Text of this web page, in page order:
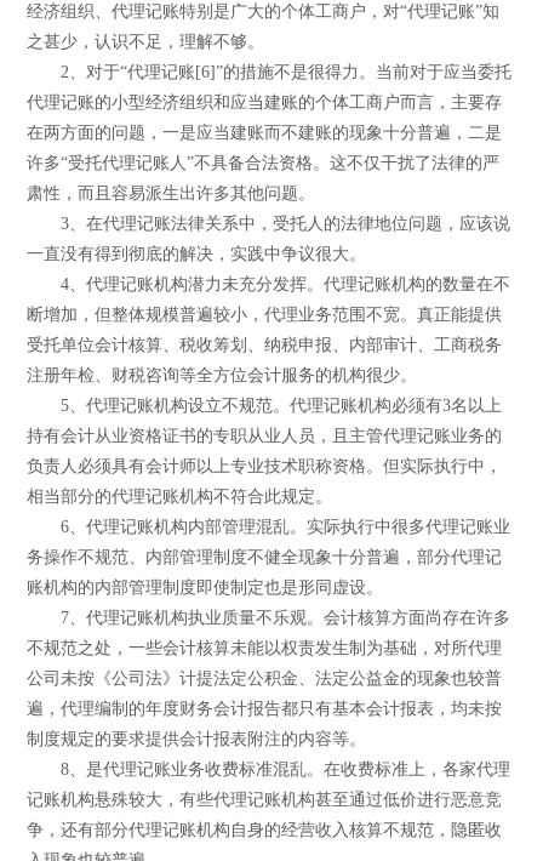
经济组织、代理记账特别是广大的个体工商户，对“代理记账”知
之甚少，认识不足，理解不够。
2、对于“代理记账[6]”的措施不是很得力。当前对于应当委托
代理记账的小型经济组织和应当建账的个体工商户而言，主要存
在两方面的问题，一是应当建账而不建账的现象十分普遍，二是
许多“受托代理记账人”不具备合法资格。这不仅干扰了法律的严
肃性，而且容易派生出许多其他问题。
3、在代理记账法律关系中，受托人的法律地位问题，应该说
一直没有得到彻底的解决，实践中争议很大。
4、代理记账机构潜力未充分发挥。代理记账机构的数量在不
断增加，但整体规模普遍较小，代理业务范围不宽。真正能提供
受托单位会计核算、税收筹划、纳税申报、内部审计、工商税务
注册年检、财税咨询等全方位会计服务的机构很少。
5、代理记账机构设立不规范。代理记账机构必须有3名以上
持有会计从业资格证书的专职从业人员，且主管代理记账业务的
负责人必须具有会计师以上专业技术职称资格。但实际执行中，
相当部分的代理记账机构不符合此规定。
6、代理记账机构内部管理混乱。实际执行中很多代理记账业
务操作不规范、内部管理制度不健全现象十分普遍，部分代理记
账机构的内部管理制度即使制定也是形同虚设。
7、代理记账机构执业质量不乐观。会计核算方面尚存在许多
不规范之处，一些会计核算未能以权责发生制为基础，对所代理
公司未按《公司法》计提法定公积金、法定公益金的现象也较普
遍，代理编制的年度财务会计报告都只有基本会计报表，均未按
制度规定的要求提供会计报表附注的内容等。
8、是代理记账业务收费标准混乱。在收费标准上，各家代理
记账机构悬殊较大，有些代理记账机构甚至通过低价进行恶意竞
争，还有部分代理记账机构自身的经营收入核算不规范，隐匿收